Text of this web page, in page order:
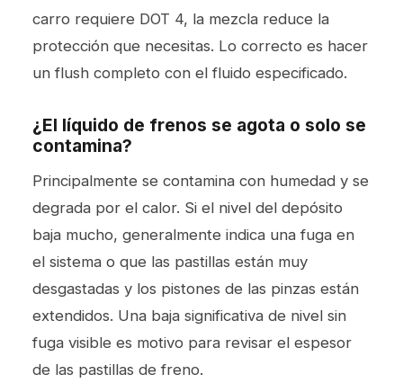
carro requiere DOT 4, la mezcla reduce la
protección que necesitas. Lo correcto es hacer
un flush completo con el fluido especificado.
¿El líquido de frenos se agota o solo se
contamina?
Principalmente se contamina con humedad y se
degrada por el calor. Si el nivel del depósito
baja mucho, generalmente indica una fuga en
el sistema o que las pastillas están muy
desgastadas y los pistones de las pinzas están
extendidos. Una baja significativa de nivel sin
fuga visible es motivo para revisar el espesor
de las pastillas de freno.